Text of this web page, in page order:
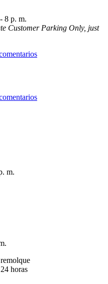
8 p. m.
Customer Parking Only, just
m.
horas